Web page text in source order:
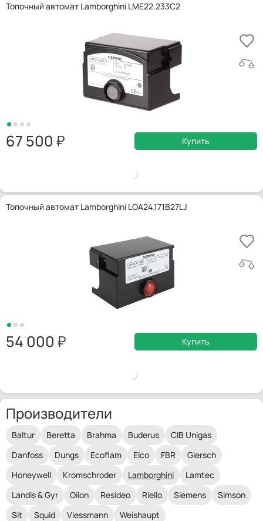
Топочный автомат Lamborghini LME22.233C2
67 500 Купить
Топочный автомат Lamborghini LOA24.171B27LJ
54 000 Купить
Производители
Baltur Beretta Brahma Buderus
CIB Unigas
Danfoss
Dungs Ecoflam Elco FBR
Giersch
Honeywell
Kromschroder Lamborghini
Lamtec
Landis & Gyr
Oilon Resideo Riello Siemens
Simson
Sit
Squid Viessmann Weishaupt